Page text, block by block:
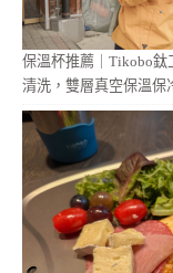
保溫杯推薦｜Tikobo鈦
清洗，雙層真空保溫保